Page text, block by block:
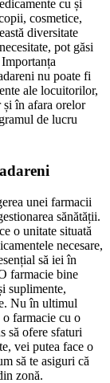
cu și
cosmetice,
diversitate
pot găsi
nu poate fi
ale locuitorilor,
și în afara orelor
de lucru
unei farmacii
sănătății.
o unitate situată
necesare,
să iei în
farmacie bine
suplimente,
Nu în ultimul
farmacie cu o
să ofere sfaturi
vei putea face o
să te asiguri că
zonă.